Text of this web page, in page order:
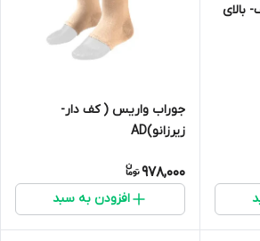
بالای
جوراب واریس ( کف دار-
زیرزانو)AD
978,000
افزودن به سبد